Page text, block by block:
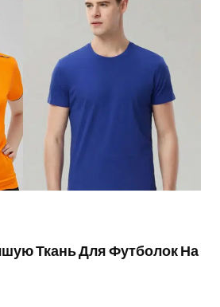
Ткань Для Футболок На